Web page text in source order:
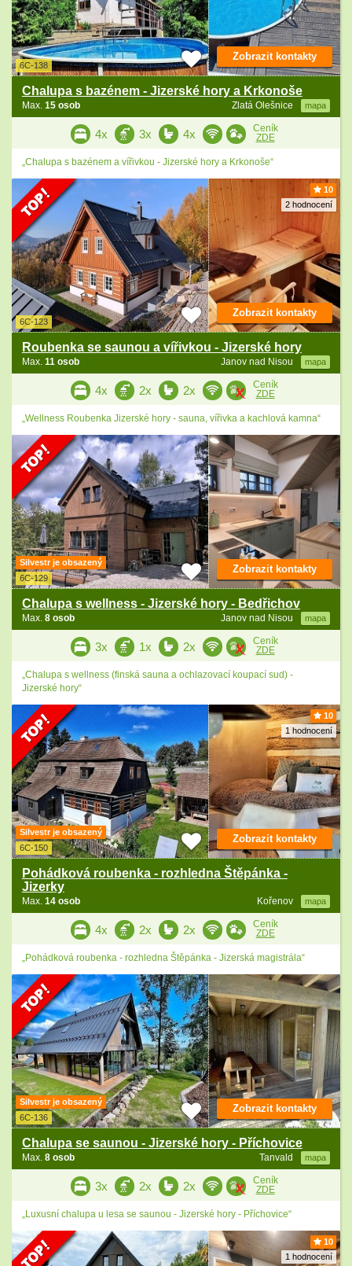
6C-138
Chalupa s bazénem - Jizerské hory a Krkonoše
Zlatá Olešnice mapa
Max. 15 osob
Zobrazit kontakty
4x 3x 4x
Ceník
ZDE
„Chalupa s bazénem a vířivkou - Jizerské hory a Krkonoše“
10
2 hodnocení
6C-123
Roubenka se saunou a vířivkou - Jizerské hory
Janov nad Nisou mapa
Max. 11 osob
Zobrazit kontakty
4x 2x 2x
Ceník
ZDE
„Wellness Roubenka Jizerské hory - sauna, vířivka a kachlová kamna“
Silvestr je obsazený
6C-129
Chalupa s wellness - Jizerské hory - Bedřichov
Janov nad Nisou mapa
Max. 8 osob
Zobrazit kontakty
3x 1x 2x
Ceník
ZDE
„Chalupa s wellness (finská sauna a ochlazovací koupací sud) -
Jizerské hory“
10
1 hodnocení
Silvestr je obsazený
6C-150
Pohádková roubenka - rozhledna Štěpánka -
Jizerky
Kořenov mapa
Max. 14 osob
Zobrazit kontakty
4x 2x 2x
Ceník
ZDE
„Pohádková roubenka - rozhledna Štěpánka - Jizerská magistrála“
Silvestr je obsazený
6C-136
Chalupa se saunou - Jizerské hory - Příchovice
Tanvald mapa
Max. 8 osob
Zobrazit kontakty
3x 2x 2x
Ceník
ZDE
„Luxusní chalupa u lesa se saunou - Jizerské hory - Příchovice“
10
1 hodnocení